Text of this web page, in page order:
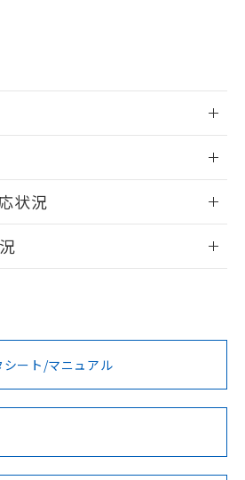
す。
グイン/会員登録
利用いただく前に、以下を必ずお読
状況
凡例
・凡例
型式承認
ルウェー
BV型式承認
（フランス
KR型式
（韓国
No No
ート/マニュアル
機能（部品リスト作成サー
部品リストについて、当社
の共同利用者が、当社の製
必要な範囲で利用すること
ださい。
同利用者とは、"個人情報
とがあります。
明書をダウンロードするこ
10物質）の非含有証明書
せん。
令のフタル酸エステル類４
、対応完了までの期間は出
応品への在庫切替を完了
ら、特段のことがない限
12日より割愛しておりま
いし、環境に深刻な影響を
意味します。
です。当社販売部門へお問
産機種、また在庫状況の